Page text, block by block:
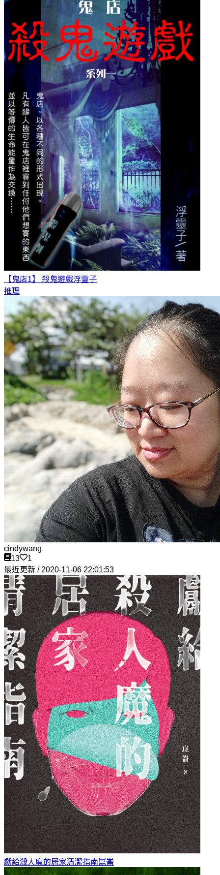
【鬼店1】 殺鬼遊戲浮靈子
推理
cindywang
13
1
最近更新 / 2020-11-06 22:01:53
獻給殺人魔的居家清潔指南崑崙